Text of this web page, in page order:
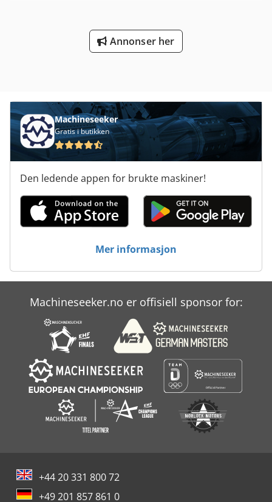
Annonser her
Machineseeker
Gratis i butikken
Den ledende appen for brukte maskiner!
Mer informasjon
Machineseeker.no er offisiell sponsor for:
+44 20 331 800 72
+49 201 857 861 0